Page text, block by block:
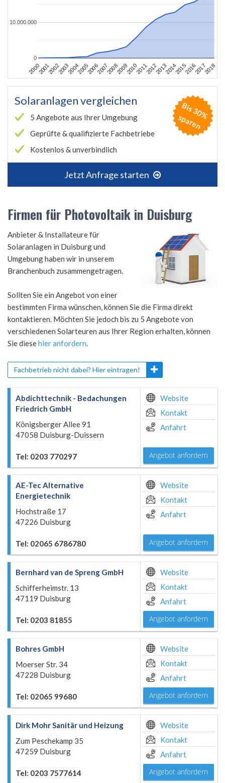
2000200120022003200420052006200720082009201020112012201320142015201620172018
0
10.000.000
Solaranlagen vergleichen
5 Angebote aus Ihrer Umgebung
Geprüfte & qualifizierte Fachbetriebe
Kostenlos & unverbindlich
Jetzt Anfrage starten
B
is
3
0
%
s
p
a
r
e
n
Firmen für Photovoltaik in Duisburg
Anbieter & Installateure für
Solaranlagen in Duisburg und
Umgebung haben wir in unserem
Branchenbuch zusammengetragen.
Sollten Sie ein Angebot von einer
bestimmten Firma wünschen, können Sie die Firma direkt
kontaktieren. Möchten Sie jedoch bis zu 5 Angebote von
verschiedenen Solarteuren aus Ihrer Region erhalten, können
Sie diesehier anfordern.
Fachbetrieb nicht dabei? Hier eintragen!
Abdichttechnik - Bedachungen
Friedrich GmbH
Königsberger Allee 91
47058 Duisburg-Duissern
Tel: 0203 770297
Website
Kontakt
Anfahrt
Angebot anfordern
AE-Tec Alternative
Energietechnik
Hochstraße 17
47226 Duisburg
Tel: 02065 6786780
Website
Kontakt
Anfahrt
Angebot anfordern
Bernhard van de Spreng GmbH
Schifferheimstr. 13
47119 Duisburg
Tel: 0203 81855
Website
Kontakt
Anfahrt
Angebot anfordern
Bohres GmbH
Moerser Str. 34
47228 Duisburg
Tel: 02065 99680
Website
Kontakt
Anfahrt
Angebot anfordern
Dirk Mohr Sanitär und Heizung
Zum Peschekamp 35
47259 Duisburg
Tel: 0203 7577614
Website
Kontakt
Anfahrt
Angebot anfordern